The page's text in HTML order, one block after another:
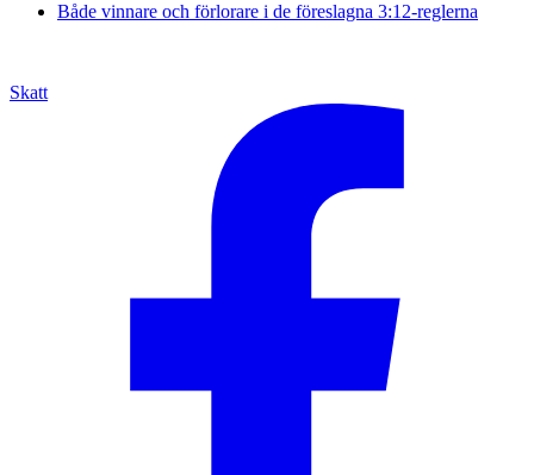
Både vinnare och förlorare i de föreslagna 3:12-reglerna
Skatt